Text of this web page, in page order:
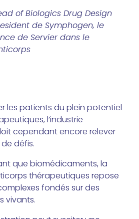
of Biologics Drug Design
de Symphogen, le
de Servier dans le
les patients du plein potentiel
l’industrie
cependant encore relever
défis.
que biomédicaments, la
thérapeutiques repose
fondés sur des
vivants.